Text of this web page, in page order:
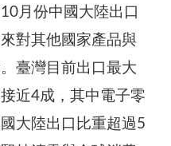
月份中國大陸出口
對其他國家產品與
臺灣目前出口最大
近4成，其中電子零
大陸出口比重超過5